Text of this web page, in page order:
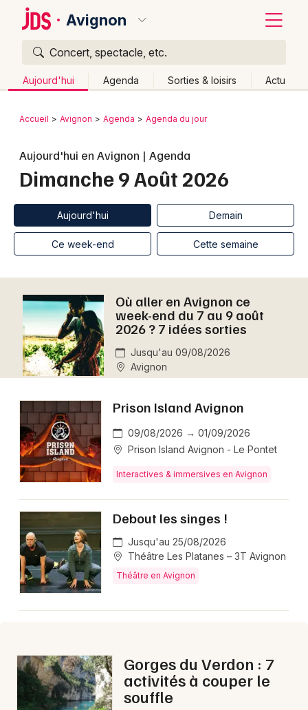
Avignon
Concert, spectacle, etc.
Aujourd'hui Agenda Sorties & loisirs Actu
Publier un événement
Grands événements
Activité & Expérience
Foires & salons
Spectacles
Concerts
Sports
Soirées
Sorties famille
Expos
Sorties & loisirs
Aujourd'hui dans le Vaucluse
Newsletter des sorties
Colmar
Lille
Lyon
Marseille
Montpellier
Nantes
Nice
Paris
Strasbourg
Toulouse
Toutes les villes
Retour
Accueil Avignon Agenda Agenda du jour
Aujourd'hui en Avignon | Agenda
Dimanche 9 Août 2026
Aujourd'hui Demain
Ce week-end Cette semaine
Où aller en Avignon ce
week-end du 7 au 9 août
2026 ? 7 idées sorties
Jusqu'au 09/08/2026
Avignon
Prison Island Avignon
09/08/2026 → 01/09/2026
Prison Island Avignon - Le Pontet
Interactives & immersives en Avignon
Debout les singes !
Jusqu'au 25/08/2026
Théâtre Les Platanes – 3T Avignon
Théâtre en Avignon
Gorges du Verdon : 7
activités à couper le
souffle
Quoi ?
Où ?
Provence-Alpes-Côte-d'Azur
Partout
Changer de lieu
Aujourd'hui
Demain Ce week-end Autre